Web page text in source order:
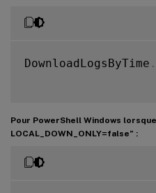
DownloadLogsByTime .
Pour PowerShell Windows
LOCAL_DOWN_ONLY=false” :